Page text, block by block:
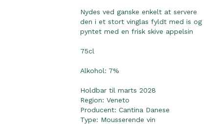
Nydes ved ganske enkelt at servere
den i et stort vinglas fyldt med is og
pyntet med en frisk skive appelsin
75cl
Alkohol: 7%
Holdbar til marts 2028
Region:Veneto
Producent:Cantina Danese
Type: Mousserende vin